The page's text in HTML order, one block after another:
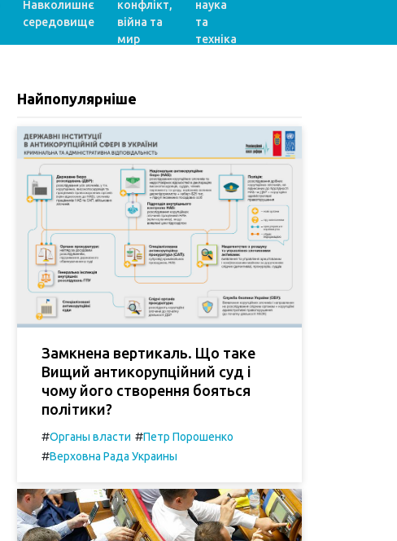
Навколишнє
середовище
конфлікт,
війна та
мир
наука
та
техніка
Найпопулярніше
Замкнена вертикаль. Що таке
Вищий антикорупційний суд і
чому його створення бояться
політики?
#Органы власти #Петр Порошенко
#Верховна Рада Украины